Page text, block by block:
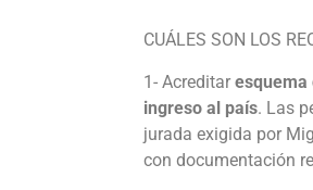
CUÁLES SON LOS
1- Acreditar esquema
ingreso al país. Las
jurada exigida por
con documentación